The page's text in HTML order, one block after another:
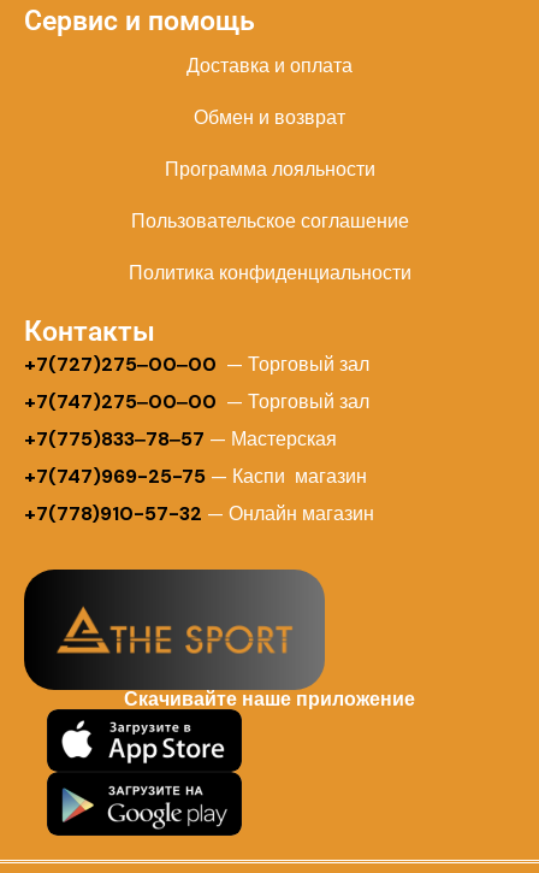
Сервис и помощь
Доставка и оплата
Обмен и возврат
Программа лояльности
Пользовательское соглашение
Политика конфиденциальности
Контакты
+7(727)275‒00‒00 — Торговый зал
+7(747)275‒00‒00 — Торговый зал
+7(775)833‒78‒57 — Мастерская
+7(747)969-25-75 — Каспи магазин
+7(778)910-57-32 — Онлайн магазин
Скачивайте наше приложение